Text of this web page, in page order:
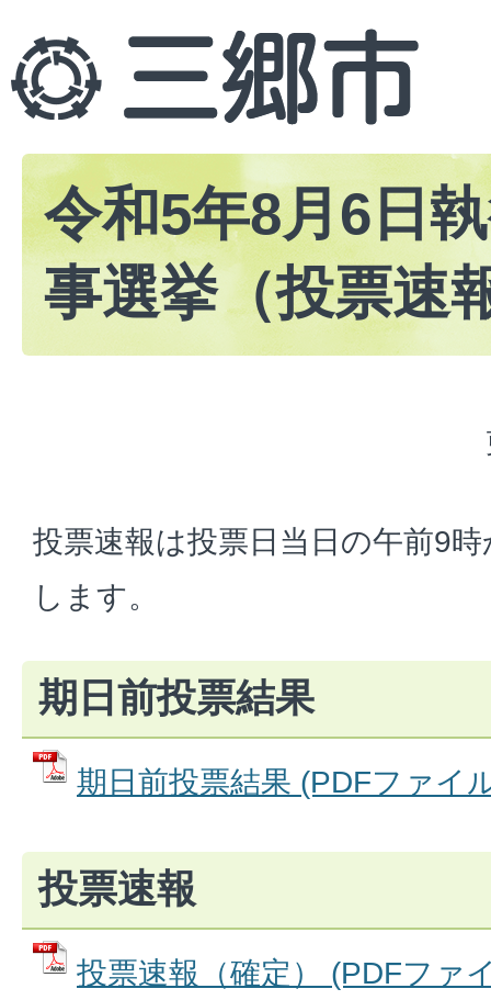
令和5年8月6日
事選挙（投票速
投票速報は投票日当日の午前9
します。
期日前投票結果
期日前投票結果 (PDFファイ
投票速報
投票速報（確定） (PDFファ